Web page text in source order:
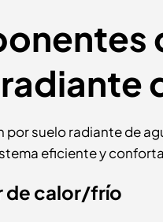
por suelo radiante de
eficiente y
de calor/frío